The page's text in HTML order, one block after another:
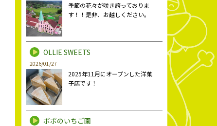
季節の花々が咲き誇っておりま
す！！是非、お越しください。
OLLIE SWEETS
2026/01/27
2025年11月にオープンした洋菓
子店です！
ポポのいちご園